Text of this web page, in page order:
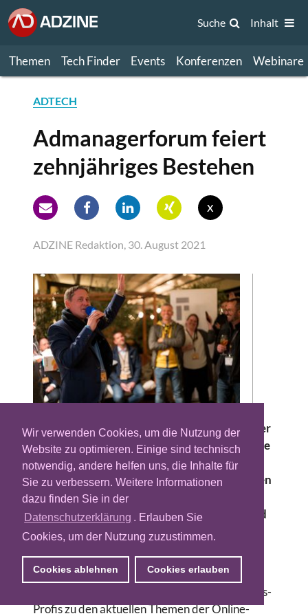
Wir verwenden Cookies, um die Nutzung der
Website zu optimieren. Einige sind technisch
notwendig, andere helfen uns, die Inhalte für
Sie zu verbessern. Weitere Informationen
dazu finden Sie in der
Datenschutzerklärung . Erlauben Sie
Cookies, um der Nutzung zuzustimmen.
Cookies ablehnen Cookies erlauben
Themen Tech Finder Events Konferenzen Webinare
Suche Inhalt
ADTECH
Admanagerforum feiert
zehnjähriges Bestehen
x
ADZINE Redaktion, 30. August 2021
Am vergangenen Donnerstag trafen sich über
70 geladene Gäste zum Sommerfest “10 Jahre
Admanagerforum”. Im Café Reitschule in
München Schwabing haben rund 70 Experten
von Agenturen und Vermarktern aus den
Bereichen Ad Operations, Programmatic, Ad
Management und Adtech das Jubiläum der
Das Admanagerforum organisiert seit zehn
Jahren Themen-Events, bei denen sich Ad-Ops-
Profis zu den aktuellen Themen der Online-